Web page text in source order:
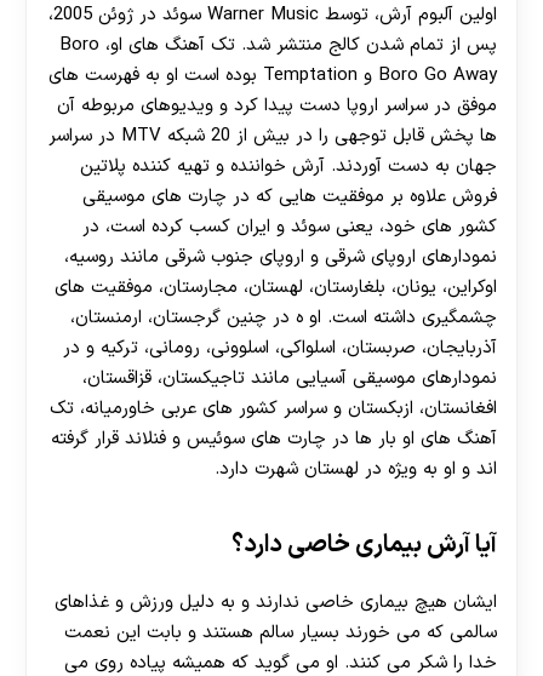
اولین آلبوم آرش، توسط Warner Music سوئد در ژوئن 2005،
پس از تمام شدن کالج منتشر شد. تک‌ آهنگ ‌های او، Boro
Boro Go Away و Temptation بوده است او به فهرست ‌های
موفق در سراسر اروپا دست پیدا کرد و ویدیوهای مربوطه آن
ها پخش قابل توجهی را در بیش از 20 شبکه MTV در سراسر
جهان به دست آوردند. آرش خواننده و تهیه‌ کننده پلاتین
‌فروش علاوه بر موفقیت‌ هایی که در چارت‌ های موسیقی
کشور های خود، یعنی سوئد و ایران کسب کرده است، در
نمودارهای اروپای شرقی و اروپای جنوب شرقی مانند روسیه،
اوکراین، یونان، بلغارستان، لهستان، مجارستان، موفقیت ‌های
چشمگیری داشته است. او ه در چنین گرجستان، ارمنستان،
آذربایجان، صربستان، اسلواکی، اسلوونی، رومانی، ترکیه و در
نمودارهای موسیقی آسیایی مانند تاجیکستان، قزاقستان،
افغانستان، ازبکستان و سراسر کشور های عربی خاورمیانه، تک
‌آهنگ ‌های او بار ها در چارت ‌های سوئیس و فنلاند قرار گرفته‌
اند و او به ‌ویژه در لهستان شهرت دارد.
آیا آرش بیماری خاصی دارد؟
ایشان هیچ بیماری خاصی ندارند و به دلیل ورزش و غذاهای
سالمی که می خورند بسیار سالم هستند و بابت این نعمت
خدا را شکر می کنند. او می گوید که همیشه پیاده روی می